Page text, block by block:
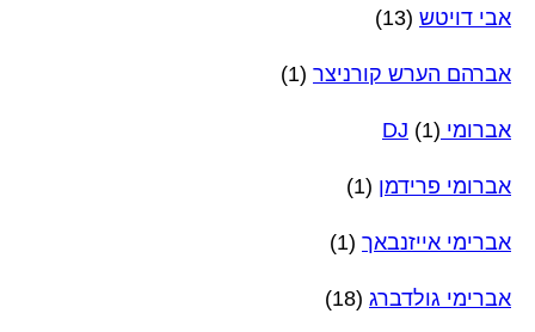
אבי דויטש (13)
אברהם הערש קורניצר (1)
אברומי DJ (1)
אברומי פרידמן (1)
אברימי אייזנבאך (1)
אברימי גולדברג (18)